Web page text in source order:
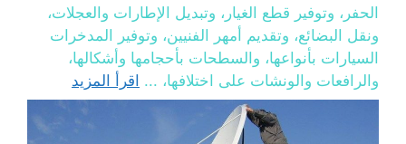
الحفر، وتوفير قطع الغيار، وتبديل الإطارات والعجلات،
ونقل البضائع، وتقديم أمهر الفنيين، وتوفير المدخرات
السيارات بأنواعها، والسطحات بأحجامها وأشكالها،
والرافعات والونشات على اختلافها، ... اقرأ المزيد